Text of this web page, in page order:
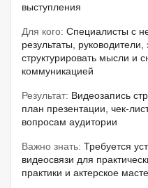
выступления
Для кого: Специалисты с
результаты,
структурировать мысли и
коммуникацией
Результат: Видеозапись
план презентации, чек-
вопросам аудитории
Важно знать: Требуется
видеосвязи для
практики и актерское